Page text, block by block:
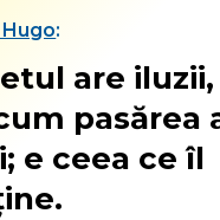
:
are iluzii,
pasărea
e ceea ce îl